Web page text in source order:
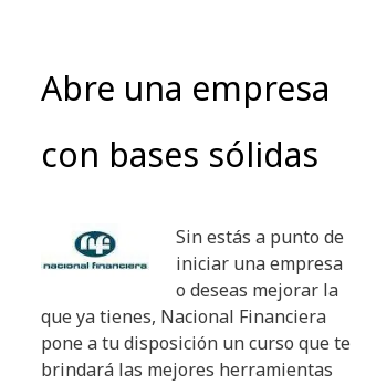
Abre una empresa
con bases sólidas
Sin estás a punto de
iniciar una empresa
o deseas mejorar la
que ya tienes, Nacional Financiera
pone a tu disposición un curso que te
brindará las mejores herramientas